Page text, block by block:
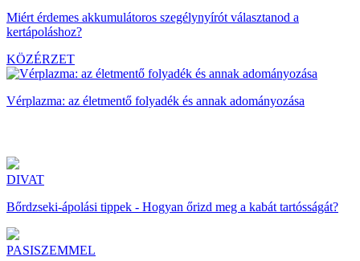
Miért érdemes akkumulátoros szegélynyírót választanod a
kertápoláshoz?
KÖZÉRZET
Vérplazma: az életmentő folyadék és annak adományozása
DIVAT
Bőrdzseki-ápolási tippek - Hogyan őrizd meg a kabát tartósságát?
PASISZEMMEL